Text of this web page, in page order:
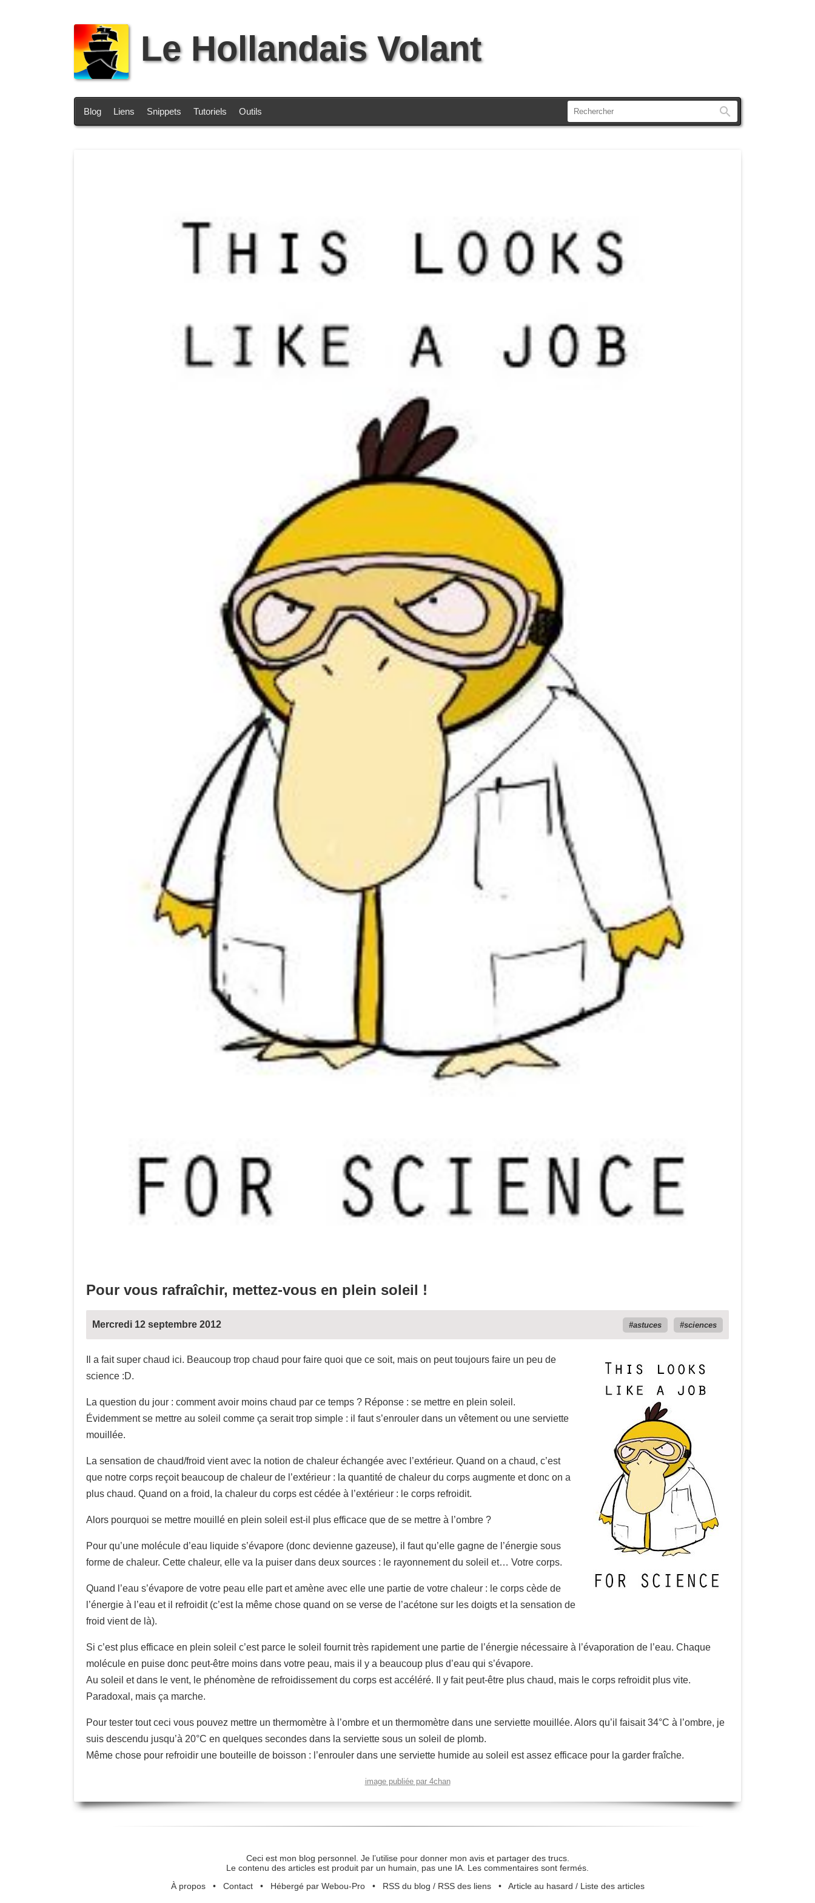
Le Hollandais Volant
Blog Liens Snippets Tutoriels Outils
Pour vous rafraîchir, mettez-vous en plein soleil !
Mercredi 12 septembre 2012 astuces sciences
Il a fait super chaud ici. Beaucoup trop chaud pour faire quoi que ce soit, mais on peut toujours faire un peu de
science :D.
La question du jour : comment avoir moins chaud par ce temps ? Réponse : se mettre en plein soleil.
Évidemment se mettre au soleil comme ça serait trop simple : il faut s’enrouler dans un vêtement ou une serviette
mouillée.
La sensation de chaud/froid vient avec la notion de chaleur échangée avec l’extérieur. Quand on a chaud, c’est
que notre corps reçoit beaucoup de chaleur de l’extérieur : la quantité de chaleur du corps augmente et donc on a
plus chaud. Quand on a froid, la chaleur du corps est cédée à l’extérieur : le corps refroidit.
Alors pourquoi se mettre mouillé en plein soleil est-il plus efficace que de se mettre à l’ombre ?
Pour qu’une molécule d’eau liquide s’évapore (donc devienne gazeuse), il faut qu’elle gagne de l’énergie sous
forme de chaleur. Cette chaleur, elle va la puiser dans deux sources : le rayonnement du soleil et… Votre corps.
Quand l’eau s’évapore de votre peau elle part et amène avec elle une partie de votre chaleur : le corps cède de
l’énergie à l’eau et il refroidit (c’est la même chose quand on se verse de l’acétone sur les doigts et la sensation de
froid vient de là).
Si c’est plus efficace en plein soleil c’est parce le soleil fournit très rapidement une partie de l’énergie nécessaire à l’évaporation de l’eau. Chaque
molécule en puise donc peut-être moins dans votre peau, mais il y a beaucoup plus d’eau qui s’évapore.
Au soleil et dans le vent, le phénomène de refroidissement du corps est accéléré. Il y fait peut-être plus chaud, mais le corps refroidit plus vite.
Paradoxal, mais ça marche.
Pour tester tout ceci vous pouvez mettre un thermomètre à l’ombre et un thermomètre dans une serviette mouillée. Alors qu’il faisait 34°C à l’ombre, je
suis descendu jusqu’à 20°C en quelques secondes dans la serviette sous un soleil de plomb.
Même chose pour refroidir une bouteille de boisson : l’enrouler dans une serviette humide au soleil est assez efficace pour la garder fraîche.
image publiée par 4chan
Ceci est mon blog personnel. Je l’utilise pour donner mon avis et partager des trucs.
Le contenu des articles est produit par un humain, pas une IA. Les commentaires sont fermés.
À propos• Contact• Hébergé par Webou-Pro• RSS du blog / RSS des liens• Article au hasard / Liste des articles